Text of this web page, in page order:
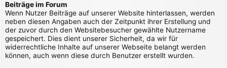
Beiträge im Forum
Wenn Nutzer Beiträge auf unserer Website hinterlassen, werden
neben diesen Angaben auch der Zeitpunkt ihrer Erstellung und
der zuvor durch den Websitebesucher gewählte Nutzername
gespeichert. Dies dient unserer Sicherheit, da wir für
widerrechtliche Inhalte auf unserer Webseite belangt werden
können, auch wenn diese durch Benutzer erstellt wurden.